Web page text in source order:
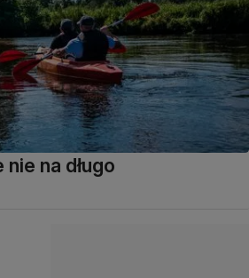
nie na długo